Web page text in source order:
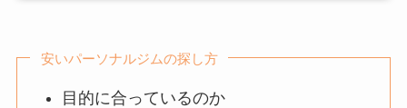
安いパーソナルジムの探し方
目的に合っているのか